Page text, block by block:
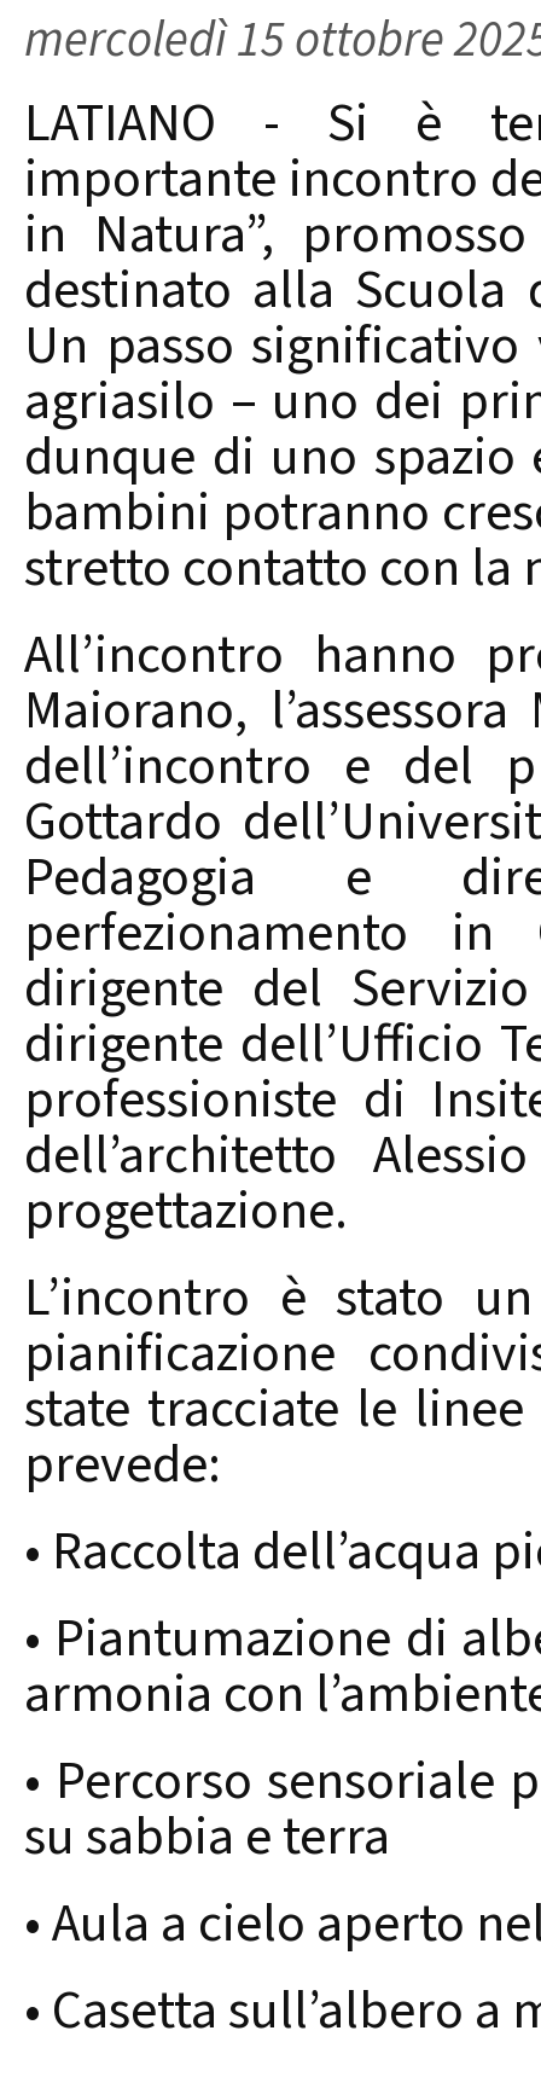
mercoledì 15 ottobre
LATIANO - Si è
importante incontro
in Natura”,
destinato alla Scuola
Un passo
agriasilo – uno dei
dunque di uno
bambini potranno
stretto contatto con la
All’incontro hanno
Maiorano,
dell’incontro e del
Gottardo
Pedagogia e
perfezionamento
dirigente del
dirigente dell’Ufficio
professioniste di
dell’architetto
progettazione.
L’incontro è stato
pianificazione
state tracciate le
prevede:
• Raccolta dell’acqua
• Piantumazione di
armonia con
• Percorso sensoriale
su sabbia e terra
• Aula a cielo aperto
• Casetta sull’albero a